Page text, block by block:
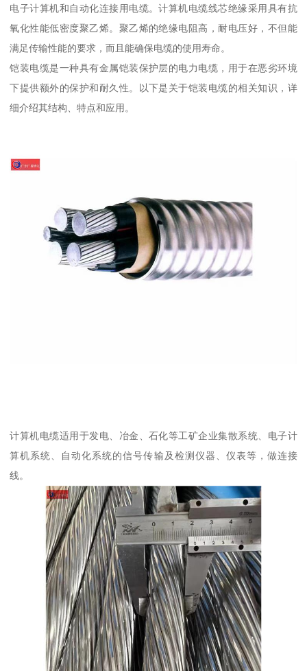
电子计算机和自动化连接用电缆。计算机电缆线芯绝缘采用具有抗
氧化性能低密度聚乙烯。聚乙烯的绝缘电阻高，耐电压好，不但能
满足传输性能的要求，而且能确保电缆的使用寿命。
铠装电缆是一种具有金属铠装保护层的电力电缆，用于在恶劣环境
下提供额外的保护和耐久性。以下是关于铠装电缆的相关知识，详
细介绍其结构、特点和应用。
计算机电缆适用于发电、冶金、石化等工矿企业集散系统、电子计
算机系统、自动化系统的信号传输及检测仪器、仪表等，做连接
线。